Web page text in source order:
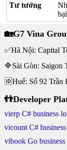
Tư tưởng
🏡G7 Vina
✅Hà Nội: Capital
🔷Sài Gòn: Saigon
🆔Huế: Số 92
👬Developer
vierp C# business
vicount C#
vibook Go